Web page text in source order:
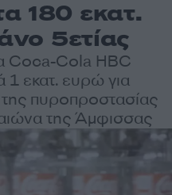
180 εκατ.
5ετίας
Coca-Cola HBC
εκατ. ευρώ για
πυροπροστασίας
της Άμφισσας